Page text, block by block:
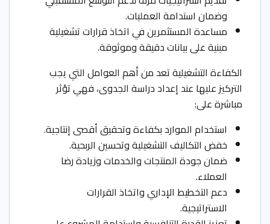
وضمان استدامة العمليات.
مساعدة المستثمرين في اتخاذ قرارات تشغيلية
مبنية على بيانات دقيقة وموثوقة.
الكفاءة التشغيلية تعد من أهم العوامل التي يجب
التركيز عليها عند إعداد دراسة الجدوى، فهي تؤثر
مباشرة على:
استخدام الموارد بكفاءة وتحقيق أقصى إنتاجية.
خفض التكاليف التشغيلية وتحسين الربحية.
ضمان جودة المنتجات والخدمات وزيادة رضا
العملاء.
دعم التخطيط الإداري واتخاذ القرارات
الاستراتيجية.